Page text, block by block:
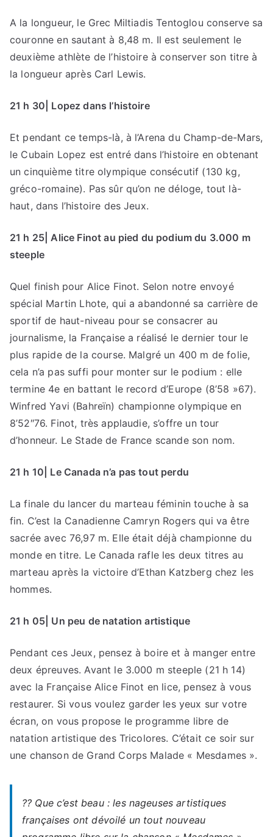
A la longueur, le Grec Miltiadis Tentoglou conserve sa
couronne en sautant à 8,48 m. Il est seulement le
deuxième athlète de l’histoire à conserver son titre à
la longueur après Carl Lewis.
21 h 30| Lopez dans l’histoire
Et pendant ce temps-là, à l’Arena du Champ-de-Mars,
le Cubain Lopez est entré dans l’histoire en obtenant
un cinquième titre olympique consécutif (130 kg,
gréco-romaine). Pas sûr qu’on ne déloge, tout là-
haut, dans l’histoire des Jeux.
21 h 25| Alice Finot au pied du podium du 3.000 m
steeple
Quel finish pour Alice Finot. Selon notre envoyé
spécial Martin Lhote, qui a abandonné sa carrière de
sportif de haut-niveau pour se consacrer au
journalisme, la Française a réalisé le dernier tour le
plus rapide de la course. Malgré un 400 m de folie,
cela n’a pas suffi pour monter sur le podium : elle
termine 4e en battant le record d’Europe (8’58 »67).
Winfred Yavi (Bahreïn) championne olympique en
8’52″76. Finot, très applaudie, s’offre un tour
d’honneur. Le Stade de France scande son nom.
21 h 10| Le Canada n’a pas tout perdu
La finale du lancer du marteau féminin touche à sa
fin. C’est la Canadienne Camryn Rogers qui va être
sacrée avec 76,97 m. Elle était déjà championne du
monde en titre. Le Canada rafle les deux titres au
marteau après la victoire d’Ethan Katzberg chez les
hommes.
21 h 05| Un peu de natation artistique
Pendant ces Jeux, pensez à boire et à manger entre
deux épreuves. Avant le 3.000 m steeple (21 h 14)
avec la Française Alice Finot en lice, pensez à vous
restaurer. Si vous voulez garder les yeux sur votre
écran, on vous propose le programme libre de
natation artistique des Tricolores. C’était ce soir sur
une chanson de Grand Corps Malade « Mesdames ».
?? Que c’est beau : les nageuses artistiques
françaises ont dévoilé un tout nouveau